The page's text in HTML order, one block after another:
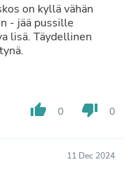
on kyllä vähän
- jää pussille
lisä. Täydellinen
thumb_up 0 thumb_down 0
11 Dec 2024